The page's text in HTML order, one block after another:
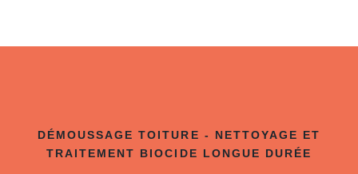
DÉMOUSSAGE TOITURE - NETTOYAGE ET
TRAITEMENT BIOCIDE LONGUE DURÉE